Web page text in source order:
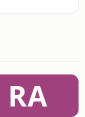
RA